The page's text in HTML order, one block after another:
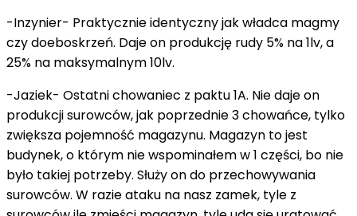
-Inzynier- Praktycznie identyczny jak władca magmy
czy doeboskrzeń. Daje on produkcję rudy 5% na 1lv, a
25% na maksymalnym 10lv.
-Jaziek- Ostatni chowaniec z paktu 1A. Nie daje on
produkcji surowców, jak poprzednie 3 chowańce, tylko
zwiększa pojemność magazynu. Magazyn to jest
budynek, o którym nie wspominałem w 1 części, bo nie
było takiej potrzeby. Służy on do przechowywania
surowców. W razie ataku na nasz zamek, tyle z